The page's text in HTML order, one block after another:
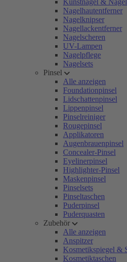
Kunstnägel &
Nagelhautentferner
Nagelknipser
Nagellackentferner
Nagelscheren
UV-Lampen
Nagelpflege
Nagelsets
Pinsel
Alle anzeigen
Foundationpinsel
Lidschattenpinsel
Lippenpinsel
Pinselreiniger
Rougepinsel
Applikatoren
Augenbrauenpinsel
Concealer-Pinsel
Eyelinerpinsel
Highlighter-Pinsel
Maskenpinsel
Pinselsets
Pinseltaschen
Puderpinsel
Puderquasten
Zubehör
Alle anzeigen
Anspitzer
Kosmetikspiegel &
Kosmetiktaschen